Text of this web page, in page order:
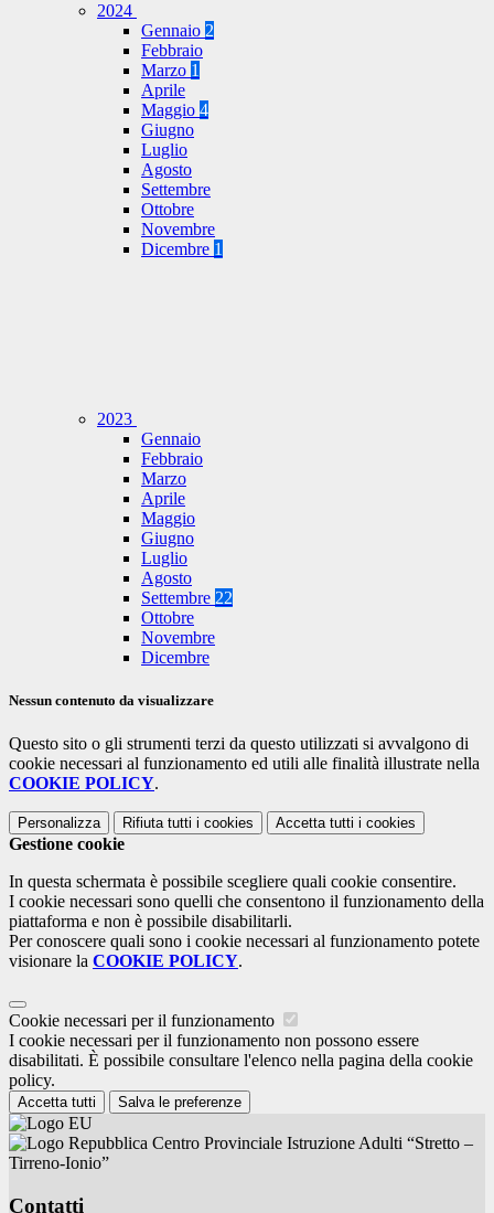
2024
Gennaio 2
Febbraio
Marzo 1
Aprile
Maggio 4
Giugno
Luglio
Agosto
Settembre
Ottobre
Novembre
Dicembre 1
2023
Gennaio
Febbraio
Marzo
Aprile
Maggio
Giugno
Luglio
Agosto
Settembre 22
Ottobre
Novembre
Dicembre
Nessun contenuto da visualizzare
Questo sito o gli strumenti terzi da questo utilizzati si avvalgono di
cookie necessari al funzionamento ed utili alle finalità illustrate nella
COOKIE POLICY.
Personalizza Rifiuta tutti i cookies Accetta tutti i cookies
Gestione cookie
In questa schermata è possibile scegliere quali cookie consentire.
I cookie necessari sono quelli che consentono il funzionamento della
piattaforma e non è possibile disabilitarli.
Per conoscere quali sono i cookie necessari al funzionamento potete
visionare la COOKIE POLICY.
Cookie necessari per il funzionamento
I cookie necessari per il funzionamento non possono essere
disabilitati. È possibile consultare l'elenco nella pagina della cookie
policy.
Accetta tutti Salva le preferenze
Centro Provinciale Istruzione Adulti “Stretto –
Tirreno-Ionio”
Contatti